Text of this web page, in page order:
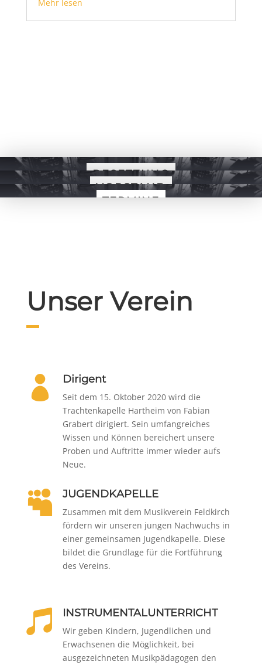
Mehr lesen
BESETZUNG
VORSTAND
TERMINE
Unser Verein
 Dirigent
Seit dem 15. Oktober 2020 wird die
Trachtenkapelle Hartheim von Fabian
Grabert dirigiert. Sein umfangreiches
Wissen und Können bereichert unsere
Proben und Auftritte immer wieder aufs
Neue.
 JUGENDKAPELLE
Zusammen mit dem Musikverein Feldkirch
fördern wir unseren jungen Nachwuchs in
einer gemeinsamen Jugendkapelle. Diese
bildet die Grundlage für die Fortführung
des Vereins.
 INSTRUMENTALUNTERRICHT
Wir geben Kindern, Jugendlichen und
Erwachsenen die Möglichkeit, bei
ausgezeichneten Musikpädagogen den